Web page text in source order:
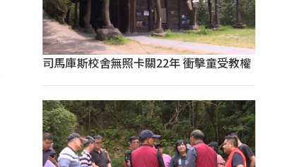
司馬庫斯校舍無照卡關22年 衝擊童受教權